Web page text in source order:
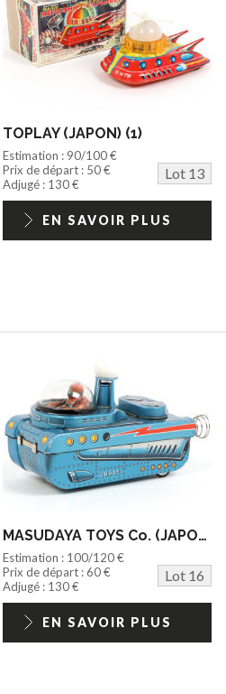
TOPLAY (JAPON) (1)
Estimation : 90/100 €
Prix de départ : 50 €
Lot 13
Adjugé : 130 €
EN SAVOIR PLUS
MASUDAYA TOYS Co. (JAPON) (1)
Estimation : 100/120 €
Prix de départ : 60 €
Lot 16
Adjugé : 130 €
EN SAVOIR PLUS